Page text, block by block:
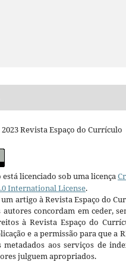
Revista Espaço do Currículo
licenciado sob uma licença
International License.
artigo à Revista Espaço do
concordam em ceder,
à Revista Espaço do
e a permissão para que a
metadados aos serviços de
julguem apropriados.